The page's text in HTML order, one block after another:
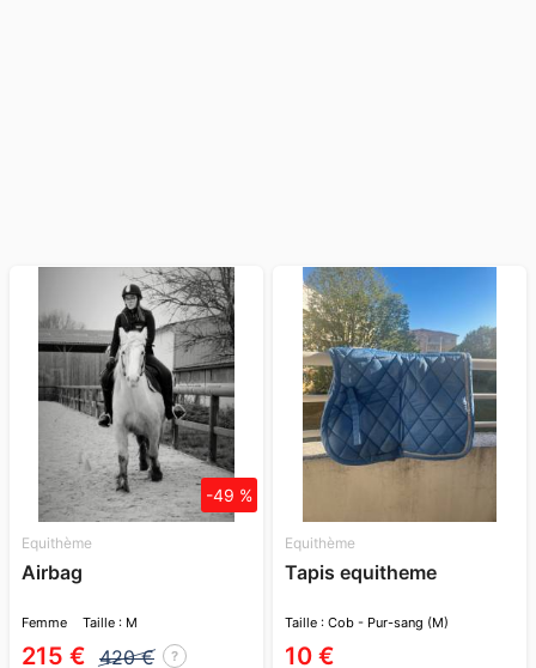
Equithème
Airbag
Femme Taille : M
215 € 420 € ?
-49 %
Equithème
Tapis equitheme
Taille : Cob - Pur-sang (M)
10 €